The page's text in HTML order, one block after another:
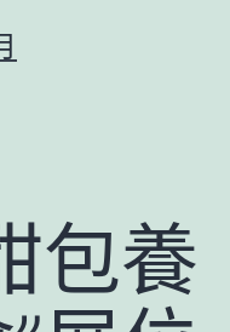
包養